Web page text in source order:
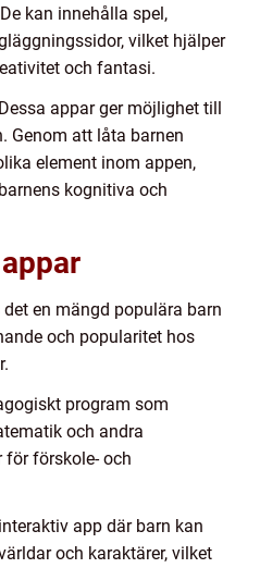
kan innehålla spel,
vilket hjälper
och fantasi.
appar ger möjlighet till
Genom att låta barnen
element inom appen,
kognitiva och
en mängd populära barn
och popularitet hos
program som
och andra
för förskole- och
app där barn kan
och karaktärer, vilket